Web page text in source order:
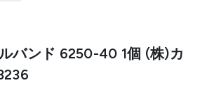
バンド 6250-40 1個 (株)カ